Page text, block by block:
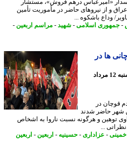
«امیرعباس درهم فروش»، مستشار
از نیروهای حاضر در مأموریت تأمین
باشکوه ...
اسلامی-شهید-مراسم اربعین -
ها در
6 روز پیش - دوشنبه 12 مرداد
در
حاضر شدند
و هرگونه نسبت ناروا به اشخاص
...
-عزاداری- حسینیه-اربعین -اربعین